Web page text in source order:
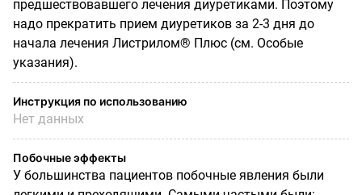
предшествовавшего лечения диуретиками. Поэтому
надо прекратить прием диуретиков за 2-3 дня до
начала лечения Листрилом® Плюс (см. Особые
указания).
Инструкция по использованию
Нет данных
Побочные эффекты
У большинства пациентов побочные явления были